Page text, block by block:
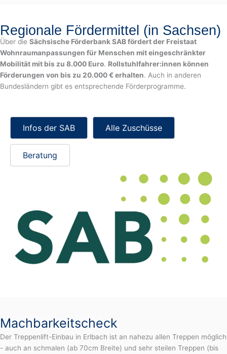
Regionale Fördermittel (in Sachsen)
Über die Sächsische Förderbank SAB fördert der Freistaat
Wohnraumanpassungen für Menschen mit eingeschränkter
Mobilität mit bis zu 8.000 Euro. Rollstuhlfahrer:innen können
Förderungen von bis zu 20.000 € erhalten. Auch in anderen
Bundesländern gibt es entsprechende Förderprogramme.
Infos der SAB Alle Zuschüsse
Beratung
Machbarkeitscheck
Der Treppenlift-Einbau in Erlbach ist an nahezu allen Treppen möglich
- auch an schmalen (ab 70cm Breite) und sehr steilen Treppen (bis